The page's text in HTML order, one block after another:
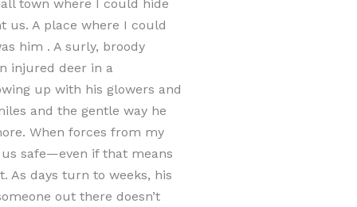
town where I could hide
us. A place where I could
him . A surly, broody
injured deer in a
up with his glowers and
and the gentle way he
When forces from my
safe—even if that means
As days turn to weeks, his
out there doesn’t